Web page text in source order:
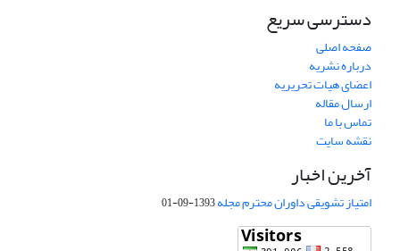
دسترسی سریع
صفحه اصلی
درباره نشریه
اعضای هیات تحریریه
ارسال مقاله
تماس با ما
نقشه سایت
آخرین اخبار
امتیاز تشویقی داوران محترم مجله1393-09-01